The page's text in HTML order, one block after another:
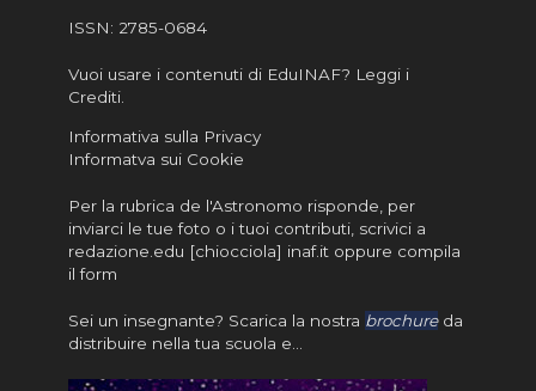
ISSN: 2785-0684
Vuoi usare i contenuti di EduINAF? Leggi i
Crediti.
Informativa sulla Privacy
Informatva sui Cookie
Per la rubrica de l'Astronomo risponde, per
inviarci le tue foto o i tuoi contributi, scrivici a
redazione.edu [chiocciola] inaf.it oppure compila
il form
Sei un insegnante? Scarica la nostra brochureda
distribuire nella tua scuola e…